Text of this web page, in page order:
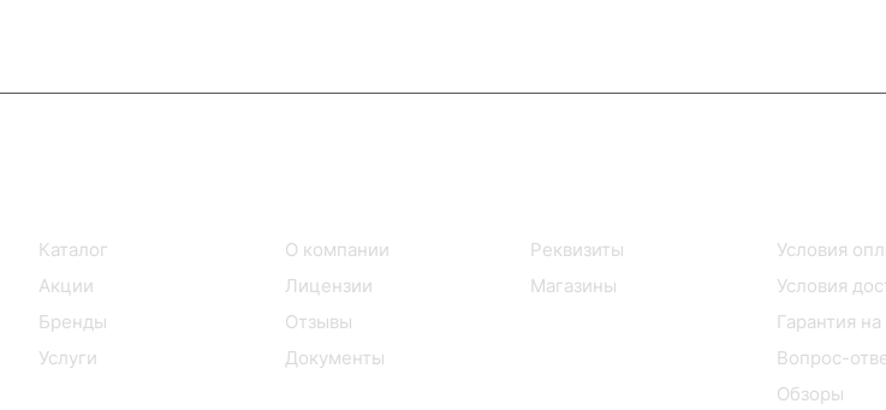
Каталог
Акции
Бренды
Услуги
О компании
Лицензии
Отзывы
Документы
Реквизиты
Магазины
Условия
Условия
Гарантия на
Вопрос-
Обзоры